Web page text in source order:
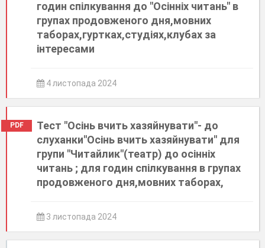
годин спілкування до "Осінніх читань" в
групах продовженого дня,мовних
таборах,гуртках,студіях,клубах за
інтересами
4 листопада 2024
PDF
Тест "Осінь вчить хазяйнувати"- до
слуханки"Осінь вчить хазяйнувати" для
групи "Читайлик"(театр) до осінніх
читань ; для годин спілкування в групах
продовженого дня,мовних таборах,
3 листопада 2024